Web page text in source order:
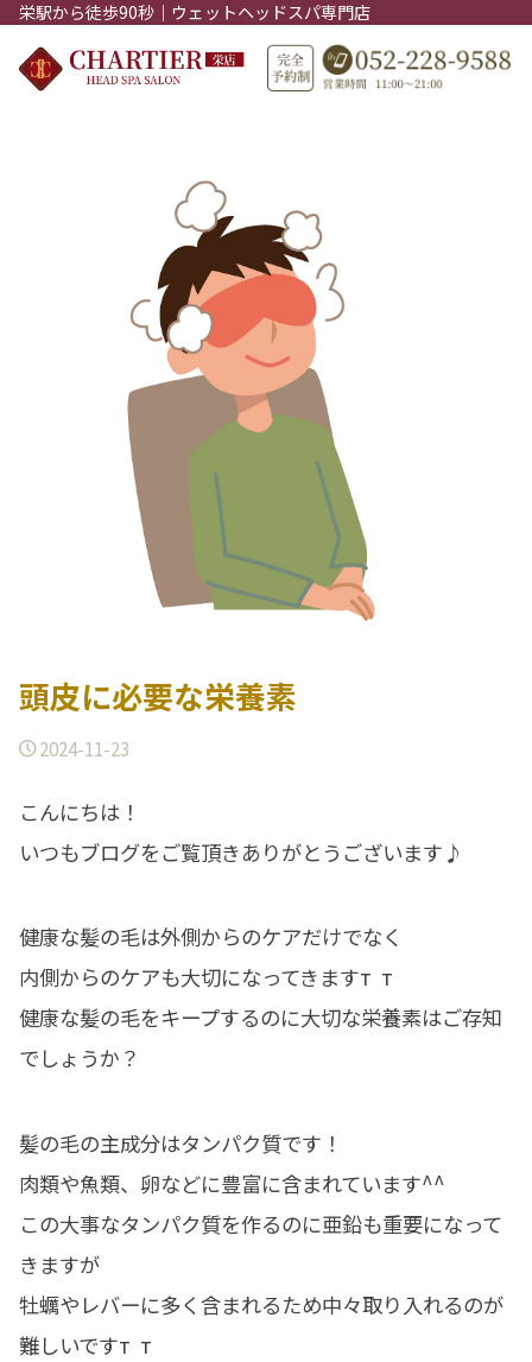
栄駅から徒歩90秒｜ウェットヘッドスパ専門店
頭皮に必要な栄養素
2024-11-23
こんにちは！
いつもブログをご覧頂きありがとうございます♪
健康な髪の毛は外側からのケアだけでなく
内側からのケアも大切になってきますт т
健康な髪の毛をキープするのに大切な栄養素はご存知
でしょうか？
髪の毛の主成分はタンパク質です！
肉類や魚類、卵などに豊富に含まれています^^
この大事なタンパク質を作るのに亜鉛も重要になって
きますが
牡蠣やレバーに多く含まれるため中々取り入れるのが
難しいですт т